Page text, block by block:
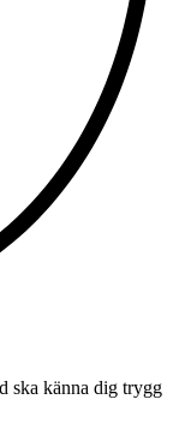
ska känna dig trygg